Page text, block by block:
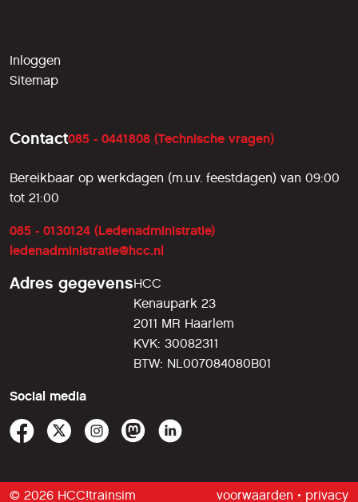
Inloggen
Sitemap
Contact085 - 0441808 (Technische vragen)
Bereikbaar op werkdagen (m.u.v. feestdagen) van 09:00
tot 21:00
085 - 0130124 (Ledenadministratie)
ledenadministratie@hcc.nl
Adres gegevensHCC
Kenaupark 23
2011 MR Haarlem
KVK: 30082311
BTW: NL007084080B01
Social media
© 2026 HCC!trainsim voorwaarden • privacy